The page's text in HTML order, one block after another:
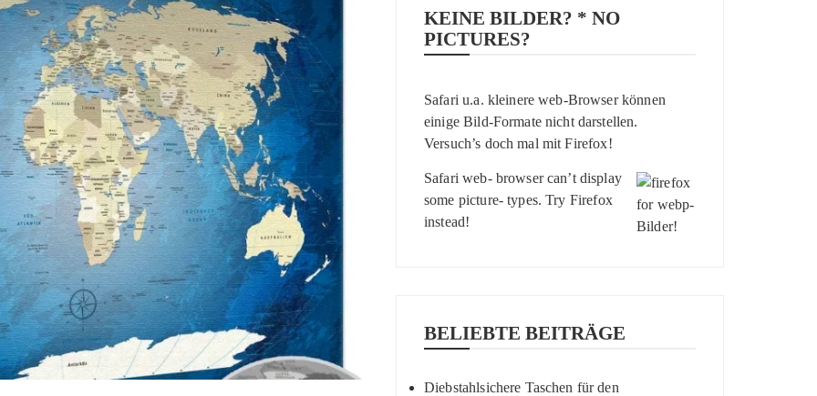
KEINE BILDER? * NO
PICTURES?
Safari u.a. kleinere web-Browser können
einige Bild-Formate nicht darstellen.
Versuch’s doch mal mitFirefox!
Safari web- browser can’t display
some picture- types. Try Firefox
instead!
BELIEBTE BEITRÄGE
Diebstahlsichere Taschen für den